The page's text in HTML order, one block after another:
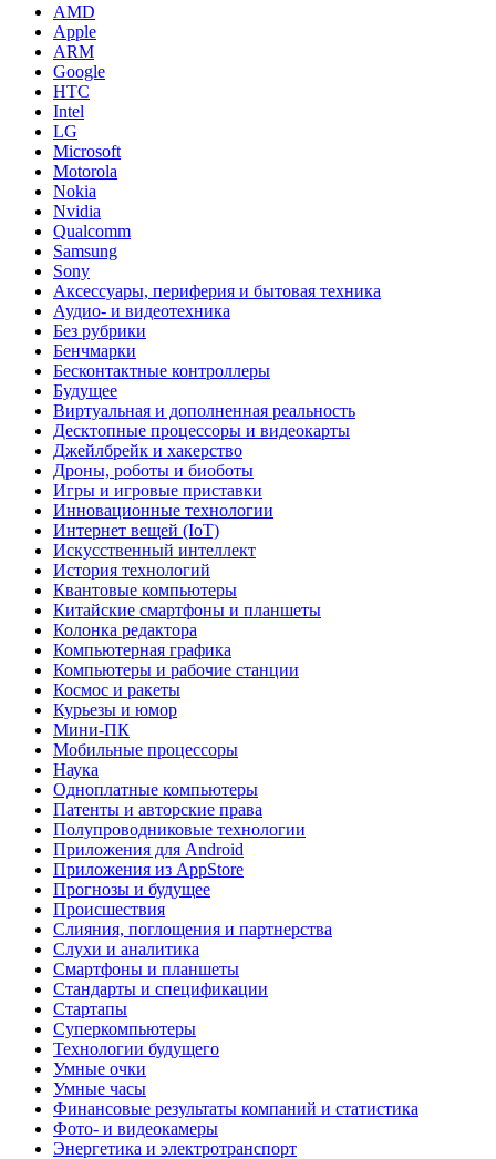
AMD
Apple
ARM
Google
HTC
Intel
LG
Microsoft
Motorola
Nokia
Nvidia
Qualcomm
Samsung
Sony
Аксессуары, периферия и бытовая техника
Аудио- и видеотехника
Без рубрики
Бенчмарки
Бесконтактные контроллеры
Будущее
Виртуальная и дополненная реальность
Десктопные процессоры и видеокарты
Джейлбрейк и хакерство
Дроны, роботы и биоботы
Игры и игровые приставки
Инновационные технологии
Интернет вещей (IoT)
Искусственный интеллект
История технологий
Квантовые компьютеры
Китайские смартфоны и планшеты
Колонка редактора
Компьютерная графика
Компьютеры и рабочие станции
Космос и ракеты
Курьезы и юмор
Мини-ПК
Мобильные процессоры
Наука
Одноплатные компьютеры
Патенты и авторские права
Полупроводниковые технологии
Приложения для Android
Приложения из AppStore
Прогнозы и будущее
Происшествия
Слияния, поглощения и партнерства
Слухи и аналитика
Смартфоны и планшеты
Стандарты и спецификации
Стартапы
Суперкомпьютеры
Технологии будущего
Умные очки
Умные часы
Финансовые результаты компаний и статистика
Фото- и видеокамеры
Энергетика и электротранспорт